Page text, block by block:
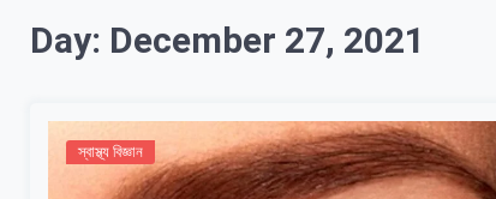
Day: December 27, 2021
স্বাস্থ্য বিজ্ঞান